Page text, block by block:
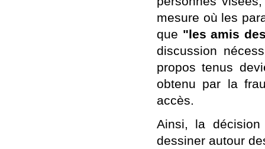
mesure où les
que "les amis
discussion
propos tenus
obtenu par la
accès.
Ainsi, la
dessiner autour